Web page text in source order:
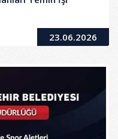
23.06.2026